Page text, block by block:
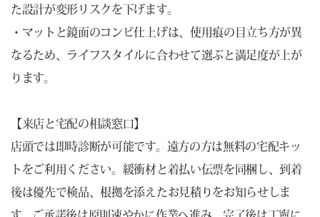
た設計が変形リスクを下げます。
・マットと鏡面のコンビ仕上げは、使用痕の目立ち方が異
なるため、ライフスタイルに合わせて選ぶと満足度が上が
ります。
【来店と宅配の相談窓口】
店頭では即時診断が可能です。遠方の方は無料の宅配キッ
トをご利用ください。緩衝材と着払い伝票を同梱し、到着
後は優先で検品、根拠を添えたお見積りをお知らせしま